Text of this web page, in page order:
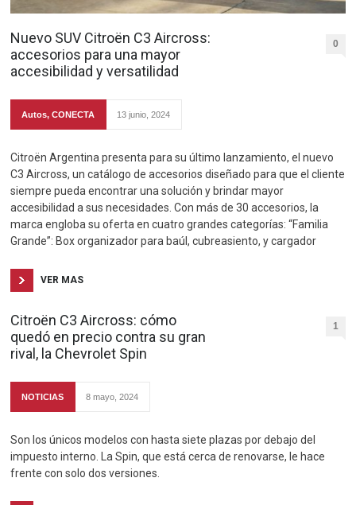
Nuevo SUV Citroën C3 Aircross:
accesorios para una mayor
accesibilidad y versatilidad
0
Autos,CONECTA 13 junio, 2024
Citroën Argentina presenta para su último lanzamiento, el nuevo
C3 Aircross, un catálogo de accesorios diseñado para que el cliente
siempre pueda encontrar una solución y brindar mayor
accesibilidad a sus necesidades. Con más de 30 accesorios, la
marca engloba su oferta en cuatro grandes categorías: “Familia
Grande”: Box organizador para baúl, cubreasiento, y cargador
VER MAS
Citroën C3 Aircross: cómo
quedó en precio contra su gran
rival, la Chevrolet Spin
1
NOTICIAS 8 mayo, 2024
Son los únicos modelos con hasta siete plazas por debajo del
impuesto interno. La Spin, que está cerca de renovarse, le hace
frente con solo dos versiones.